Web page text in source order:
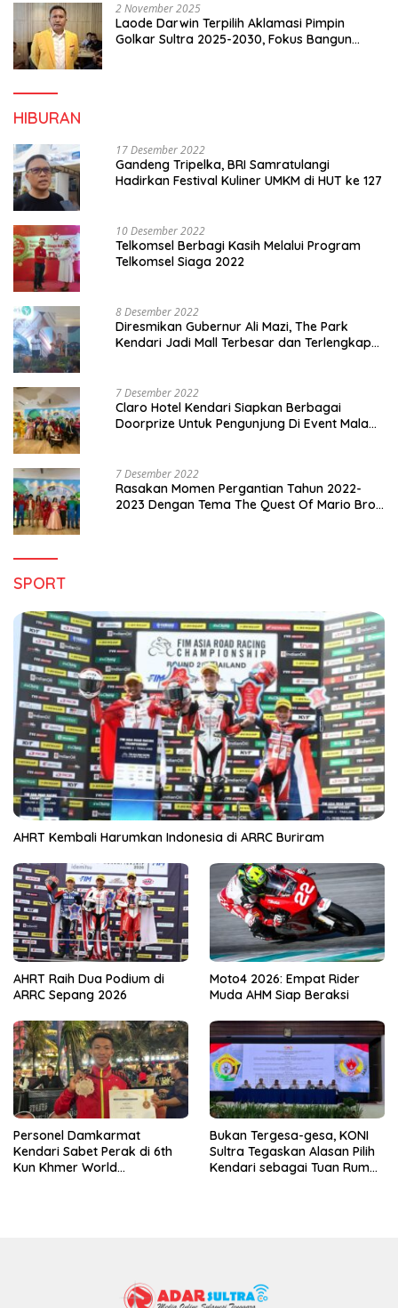
2 November 2025
Laode Darwin Terpilih Aklamasi Pimpin
Golkar Sultra 2025-2030, Fokus Bangun
HIBURAN
17 Desember 2022
Gandeng Tripelka, BRI Samratulangi
Hadirkan Festival Kuliner UMKM di HUT ke 127
10 Desember 2022
Telkomsel Berbagi Kasih Melalui Program
Telkomsel Siaga 2022
8 Desember 2022
Diresmikan Gubernur Ali Mazi, The Park
Kendari Jadi Mall Terbesar dan Terlengkap
7 Desember 2022
Claro Hotel Kendari Siapkan Berbagai
Doorprize Untuk Pengunjung Di Event Malam
7 Desember 2022
Rasakan Momen Pergantian Tahun 2022-
2023 Dengan Tema The Quest Of Mario Bros
SPORT
AHRT Kembali Harumkan Indonesia di ARRC Buriram
AHRT Raih Dua Podium di
ARRC Sepang 2026
Moto4 2026: Empat Rider
Muda AHM Siap Beraksi
Personel Damkarmat
Kendari Sabet Perak di 6th
Kun Khmer World
Bukan Tergesa-gesa, KONI
Sultra Tegaskan Alasan Pilih
Kendari sebagai Tuan Rumah